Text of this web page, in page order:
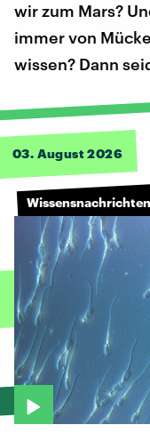
wir zum Mars?
immer von
wissen? Dann
03. August 2026
Wissensnachrichten